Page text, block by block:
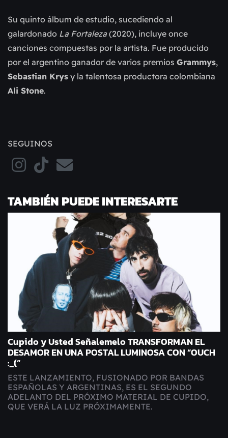
Su quinto álbum de estudio, sucediendo al
galardonado La Fortaleza (2020), incluye once
canciones compuestas por la artista. Fue producido
por el argentino ganador de varios premios Grammys,
Sebastian Krys y la talentosa productora colombiana
Ali Stone.
SEGUINOS
TAMBIÉN PUEDE INTERESARTE
Cupido y Usted Señalemelo TRANSFORMAN EL
DESAMOR EN UNA POSTAL LUMINOSA CON “OUCH
:_(”
ESTE LANZAMIENTO, FUSIONADO POR BANDAS
ESPAÑOLAS Y ARGENTINAS, ES EL SEGUNDO
ADELANTO DEL PRÓXIMO MATERIAL DE CUPIDO,
QUE VERÁ LA LUZ PRÓXIMAMENTE.